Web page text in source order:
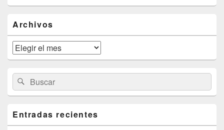
área
de
widget
barra
lateral
primaria
Archivos
Archivos
Buscar
por:
Buscar
Entradas recientes